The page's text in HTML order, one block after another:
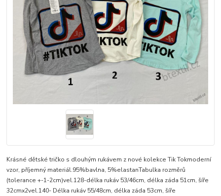
Krásné dětské tričko s dlouhým rukávem z nové kolekce Tik Tokmoderní
vzor, příjemný materiál.95%bavlna, 5%elastanTabulka rozměrů
(tolerance +-1-2cm)vel.128-délka rukáv 53/46cm, délka záda 51cm, šíře
32cmx2vel.140- Délka rukáv 55/48cm, délka záda 53cm, šíře